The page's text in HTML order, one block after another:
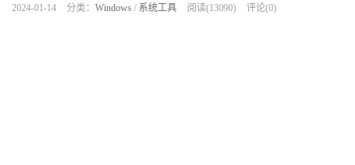
2024-01-14 分类： Windows / 系统工具 阅读(13090) 评论(0)